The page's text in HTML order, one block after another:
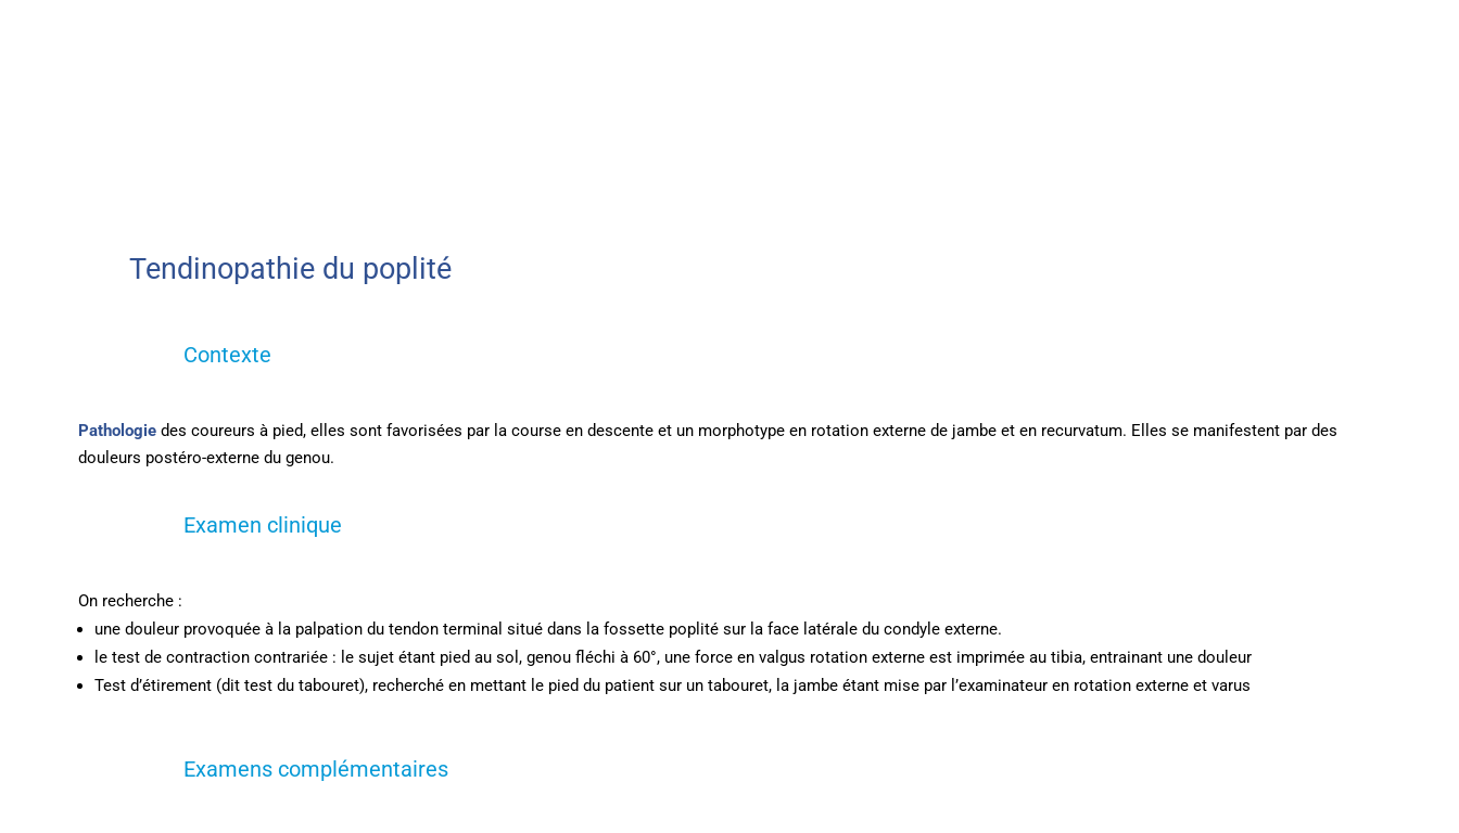
Tendinopathie du poplité
Contexte
Pathologie des coureurs à pied, elles sont favorisées par la course en descente et un morphotype en rotation externe de jambe et en recurvatum. Elles se manifestent par des
douleurs postéro-externe du genou.
Examen clinique
On recherche :
une douleur provoquée à la palpation du tendon terminal situé dans la fossette poplité sur la face latérale du condyle externe.
le test de contraction contrariée : le sujet étant pied au sol, genou fléchi à 60°, une force en valgus rotation externe est imprimée au tibia, entrainant une douleur
Test d’étirement (dit test du tabouret), recherché en mettant le pied du patient sur un tabouret, la jambe étant mise par l’examinateur en rotation externe et varus
Examens complémentaires